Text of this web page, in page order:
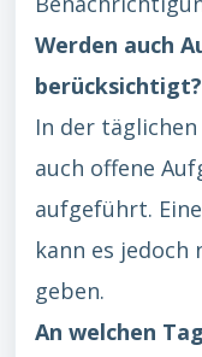
Werden auch
berücksichtigt?
In der
auch offene
aufgeführt.
kann es
geben.
An welchen